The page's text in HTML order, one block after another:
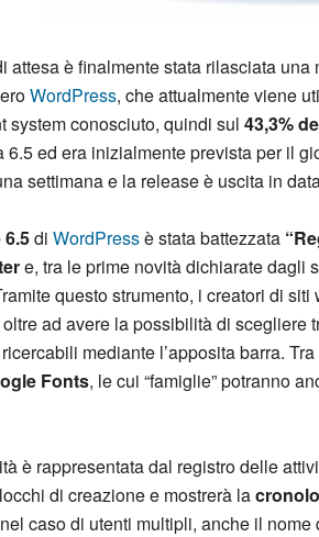
attesa è finalmente stata rilasciata una
WordPress, che attualmente viene
system conosciuto, quindi sul 43,3%
6.5 ed era inizialmente prevista per il
settimana e la release è uscita in
di WordPressè stata battezzata
e, tra le prime novità dichiarate dagli
questo strumento, i creatori di
ad avere la possibilità di scegliere
mediante l’apposita barra. Tra
Fonts, le cui “famiglie” potranno
è rappresentata dal registro delle
di creazione e mostrerà la
caso di utenti multipli, anche il